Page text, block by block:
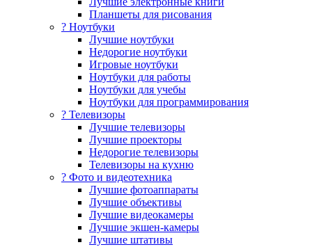
Планшеты для рисования
? Ноутбуки
Лучшие ноутбуки
Недорогие ноутбуки
Игровые ноутбуки
Ноутбуки для работы
Ноутбуки для учебы
Ноутбуки для программирования
? Телевизоры
Лучшие телевизоры
Лучшие проекторы
Недорогие телевизоры
Телевизоры на кухню
? Фото и видеотехника
Лучшие фотоаппараты
Лучшие объективы
Лучшие видеокамеры
Лучшие экшен-камеры
Лучшие штативы